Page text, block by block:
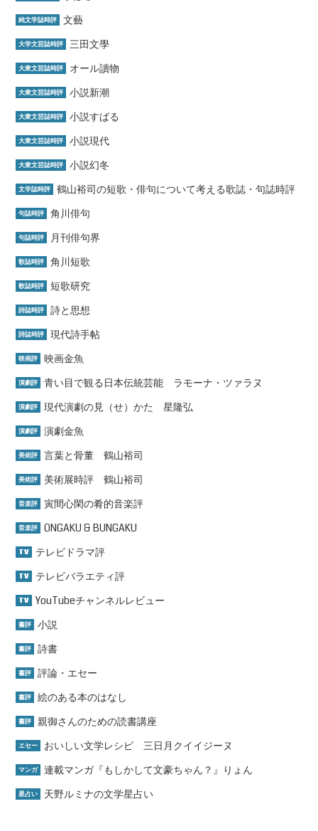
純文学誌時評 文藝
大学文芸誌時評 三田文學
大衆文芸誌時評 オール讀物
大衆文芸誌時評 小説新潮
大衆文芸誌時評 小説すばる
大衆文芸誌時評 小説現代
大衆文芸誌時評 小説幻冬
文学誌時評 鶴山裕司の短歌・俳句について考える歌誌・句誌時評
句誌時評 角川俳句
句誌時評 月刊俳句界
歌誌時評 角川短歌
歌誌時評 短歌研究
詩誌時評 詩と思想
詩誌時評 現代詩手帖
映画評 映画金魚
演劇評 青い目で観る日本伝統芸能 ラモーナ・ツァラヌ
演劇評 現代演劇の見（せ）かた 星隆弘
演劇評 演劇金魚
美術評 言葉と骨董 鶴山裕司
美術評 美術展時評 鶴山裕司
音楽評 寅間心閑の肴的音楽評
音楽評 ONGAKU & BUNGAKU
TV テレビドラマ評
TV テレビバラエティ評
TV YouTubeチャンネルレビュー
書評 小説
書評 詩書
書評 評論・エセー
書評 絵のある本のはなし
書評 親御さんのための読書講座
エセー おいしい文学レシピ 三日月クイイジーヌ
マンガ 連載マンガ『もしかして文豪ちゃん？』りょん
星占い 天野ルミナの文学星占い